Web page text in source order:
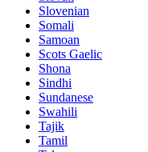
Slovenian
Somali
Samoan
Scots Gaelic
Shona
Sindhi
Sundanese
Swahili
Tajik
Tamil